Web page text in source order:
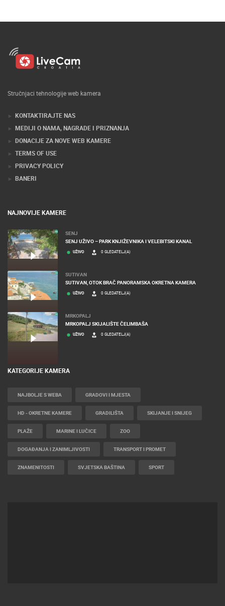
Stručnjaci tehnologije web kamera
KONTAKTIRAJTE NAS
MEDIJI O NAMA, NAGRADE I PRIZNANJA
DONACIJE ZA NOVE WEB KAMERE
TERMS OF USE
PRIVACY POLICY
BANERI
NAJNOVIJE KAMERE
SENJ
SENJ UŽIVO – PARK KNJIŽEVNIKA I VELEBITSKI KANAL
UŽIVO 0 GLEDATELJ(A)
SUTIVAN
SUTIVAN, OTOK BRAČ PANORAMSKA OKRETNA KAMERA
UŽIVO 0 GLEDATELJ(A)
MRKOPALJ
MRKOPALJ SKIJALIŠTE ČELIMBAŠA
UŽIVO 0 GLEDATELJ(A)
KATEGORIJE KAMERA
NAJBOLJE S WEBA GRADOVI I MJESTA
HD - OKRETNE KAMERE GRADILIŠTA SKIJANJE I SNIJEG
PLAŽE MARINE I LUČICE ZOO
DOGAĐANJA I ZANIMLJIVOSTI TRANSPORT I PROMET
ZNAMENITOSTI SVJETSKA BAŠTINA SPORT